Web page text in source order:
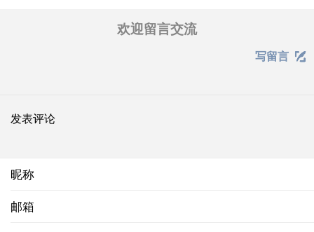
欢迎留言交流
写留言 
发表评论
昵称
邮箱